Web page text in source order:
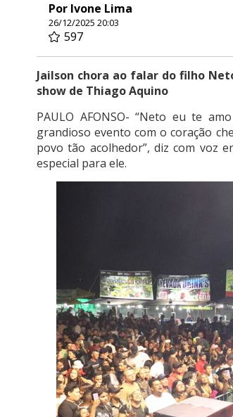
Por Ivone Lima
26/12/2025 20:03
597
Jailson chora ao falar do filho
show de Thiago Aquino
PAULO AFONSO- “Neto eu te
grandioso evento com o coração
povo tão acolhedor”, diz com voz
especial para ele.